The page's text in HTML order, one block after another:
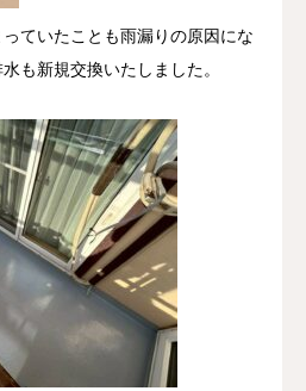
ていたことも雨漏りの原因にな
も新規交換いたしました。